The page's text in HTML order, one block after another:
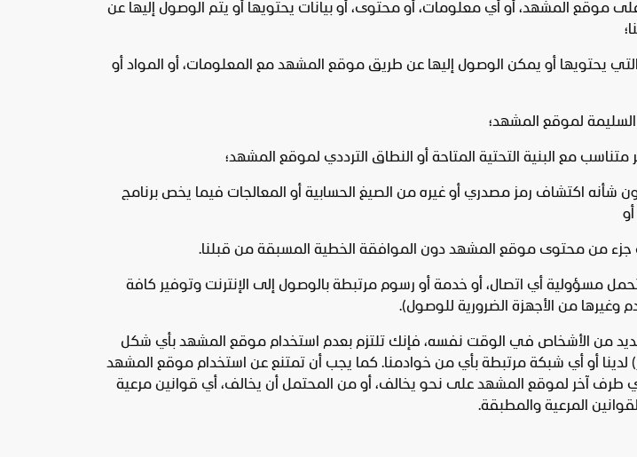
موقع المشهد، أو أي معلومات، أو محتوى، أو بيانات يحتويها أو يتم الوصول إليها عن
التي يحتويها أو يمكن الوصول إليها عن طريق موقع المشهد مع المعلومات، أو المواد أو
لموقع المشهد؛
مع البنية التحتية المتاحة أو النطاق الترددي لموقع المشهد؛
اكتشاف رمز مصدري أو غيره من الصيغ الحسابية أو المعالجات فيما يخص برنامج
جزء من محتوى موقع المشهد دون الموافقة الخطية المسبقة من قبلنا.
مسؤولية أي اتصال، أو خدمة أو رسوم مرتبطة بالوصول إلى الإنترنت وتوفير كافة
وغيرها من الأجهزة الضرورية للوصول).
من الأشخاص في الوقت نفسه، فإنك تلتزم بعدم استخدام موقع المشهد بأي شكل
لدينا أو أي شبكة مرتبطة بأي من خوادمنا. كما يجب أن تمتنع عن استخدام موقع المشهد
طرف آخر لموقع المشهد على نحو يخالف، أو من المحتمل أن يخالف، أي قوانين مرعية
المرعية والمطبقة.